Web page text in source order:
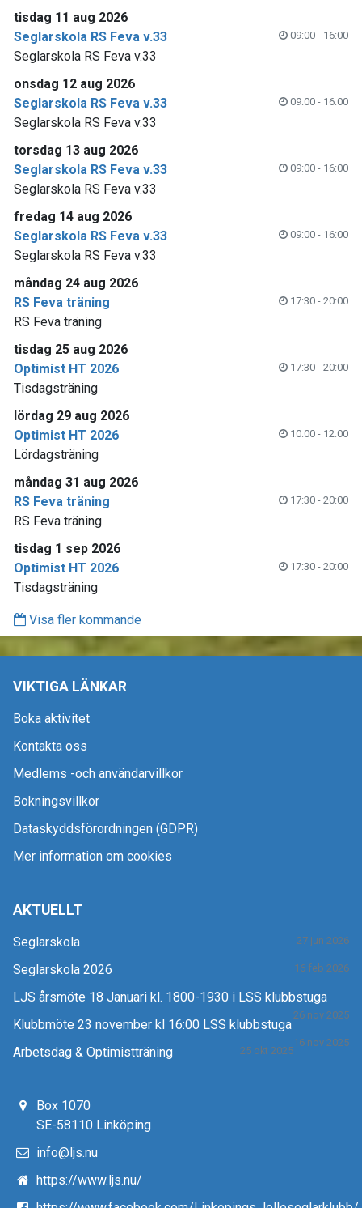
tisdag 11 aug 2026
Seglarskola RS Feva v.33
09:00 - 16:00
Seglarskola RS Feva v.33
onsdag 12 aug 2026
Seglarskola RS Feva v.33
09:00 - 16:00
Seglarskola RS Feva v.33
torsdag 13 aug 2026
Seglarskola RS Feva v.33
09:00 - 16:00
Seglarskola RS Feva v.33
fredag 14 aug 2026
Seglarskola RS Feva v.33
09:00 - 16:00
Seglarskola RS Feva v.33
måndag 24 aug 2026
RS Feva träning
17:30 - 20:00
RS Feva träning
tisdag 25 aug 2026
Optimist HT 2026
17:30 - 20:00
Tisdagsträning
lördag 29 aug 2026
Optimist HT 2026
10:00 - 12:00
Lördagsträning
måndag 31 aug 2026
RS Feva träning
17:30 - 20:00
RS Feva träning
tisdag 1 sep 2026
Optimist HT 2026
17:30 - 20:00
Tisdagsträning
Visa fler kommande
VIKTIGA LÄNKAR
Boka aktivitet
Kontakta oss
Medlems -och användarvillkor
Bokningsvillkor
Dataskyddsförordningen (GDPR)
Mer information om cookies
AKTUELLT
Seglarskola 27 jun 2026
Seglarskola 2026 16 feb 2026
LJS årsmöte 18 Januari kl. 1800-1930 i LSS klubbstuga
26 nov 2025
Klubbmöte 23 november kl 16:00 LSS klubbstuga
16 nov 2025
Arbetsdag & Optimistträning 25 okt 2025
Box 1070
SE-58110 Linköping
info@ljs.nu
https://www.ljs.nu/